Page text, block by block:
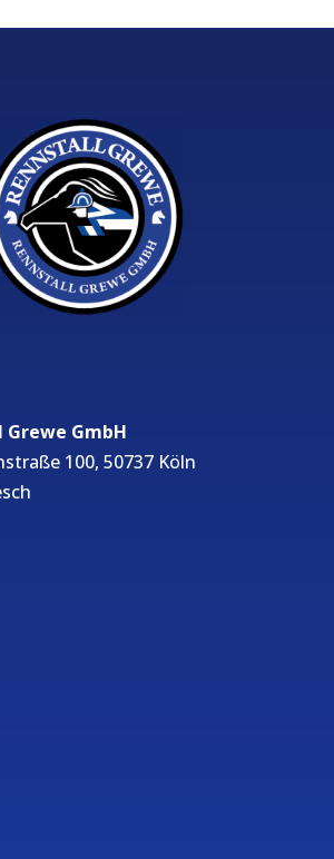
Grewe GmbH
100, 50737 Köln